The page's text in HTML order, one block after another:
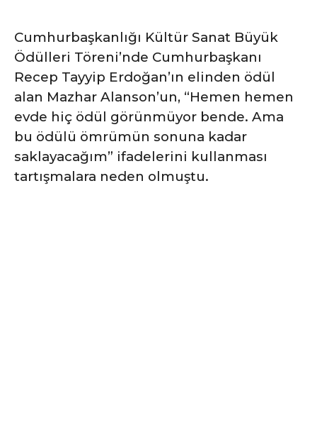
Cumhurbaşkanlığı Kültür Sanat Büyük
Ödülleri Töreni’nde Cumhurbaşkanı
Recep Tayyip Erdoğan’ın elinden ödül
alan Mazhar Alanson’un, “Hemen hemen
evde hiç ödül görünmüyor bende. Ama
bu ödülü ömrümün sonuna kadar
saklayacağım” ifadelerini kullanması
tartışmalara neden olmuştu.